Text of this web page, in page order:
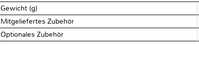
Gewicht (g)
Mitgeliefertes Zubehör
Optionales Zubehör